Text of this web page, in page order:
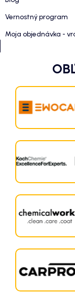
Vernostný program
Moja objednávka -